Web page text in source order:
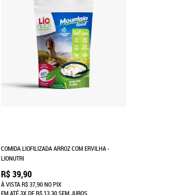
COMIDA LIOFILIZADA ARROZ COM ERVILHA -
LIONUTRI
R$ 39,90
À VISTAR$ 37,90NO PIX
EM ATÉ3XDER$ 13,30SEM JUROS